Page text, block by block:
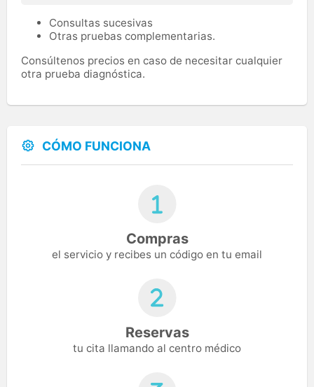
Consultas sucesivas
Otras pruebas complementarias.
Consúltenos precios en caso de necesitar cualquier
otra prueba diagnóstica.
CÓMO FUNCIONA
Compras
el servicio y recibes un código en tu email
Reservas
tu cita llamando al centro médico